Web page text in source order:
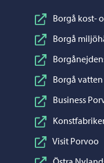
Borgå kost-
Borgå
Borgå vatten
Business
Visit Porvoo